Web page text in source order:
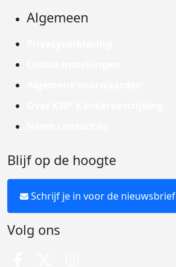
Algemeen
Blijf op de hoogte
Schrijf je in voor de nieuwsbrief
Volg ons